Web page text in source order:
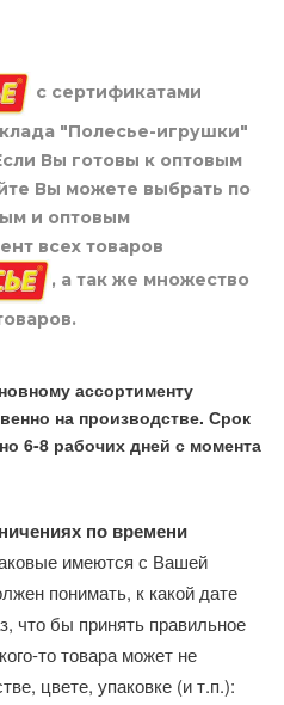
с сертификатами
"Полесье-игрушки"
Вы готовы к оптовым
Вы можете выбрать по
и оптовым
всех товаров
, а так же множество
ассортименту
на производстве. Срок
6-8 рабочих дней с момента
по времени
имеются с Вашей
понимать, к какой дате
что бы принять правильное
то товара может не
цвете, упаковке (и т.п.):